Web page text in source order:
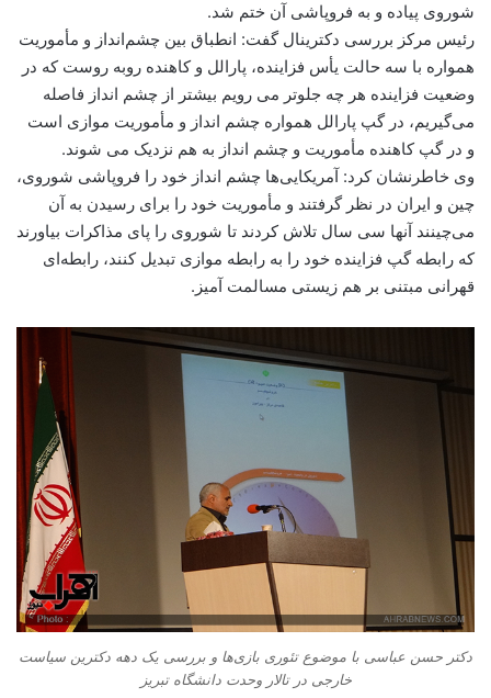
شوروی پیاده و به فروپاشی آن ختم شد.
رئیس مرکز بررسی دکترینال گفت: انطباق بین چشم‌انداز و مأموریت
همواره با سه حالت یأس فزاینده، پارالل و کاهنده روبه روست که در
وضعیت فزاینده هر چه جلوتر می رویم بیشتر از چشم انداز فاصله
می‌گیریم، در گپ پارالل همواره چشم انداز و مأموریت موازی است
و در گپ کاهنده مأموریت و چشم انداز به هم نزدیک می شوند.
وی خاطرنشان کرد: آمریکایی‌ها چشم انداز خود را فروپاشی شوروی،
چین و ایران در نظر گرفتند و مأموریت خود را برای رسیدن به آن
می‌چینند آنها سی سال تلاش کردند تا شوروی را پای مذاکرات بیاورند
که رابطه گپ فزاینده خود را به رابطه موازی تبدیل کنند، رابطه‌ای
قهرانی مبتنی بر هم زیستی مسالمت آمیز.
دکتر حسن عباسی با موضوع تئوری بازی‌ها و بررسی یک دهه دکترین سیاست
خارجی در تالار وحدت دانشگاه تبریز